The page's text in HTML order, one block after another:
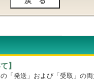
】
「発送」および「受取」の両